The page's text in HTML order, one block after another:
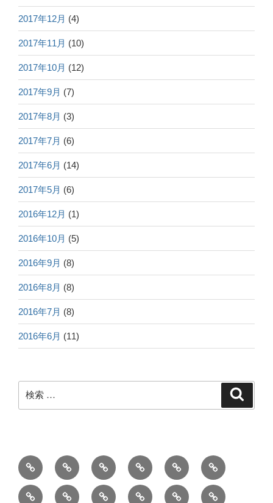
2017年12月 (4)
2017年11月 (10)
2017年10月 (12)
2017年9月 (7)
2017年8月 (3)
2017年7月 (6)
2017年6月 (14)
2017年5月 (6)
2016年12月 (1)
2016年10月 (5)
2016年9月 (8)
2016年8月 (8)
2016年7月 (8)
2016年6月 (11)